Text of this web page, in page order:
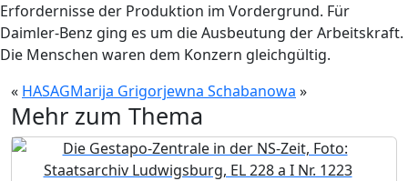
Erfordernisse der Produktion im Vordergrund. Für
Daimler-Benz ging es um die Ausbeutung der Arbeitskraft.
Die Menschen waren dem Konzern gleichgültig.
« HASAGMarija Grigorjewna Schabanowa »
Mehr zum Thema